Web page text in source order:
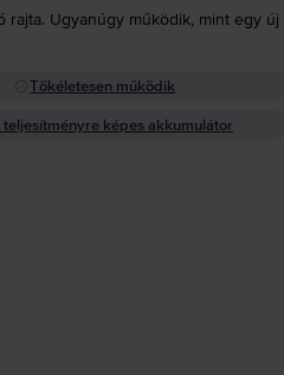
rajta. Ugyanúgy működik, mint egy új
Tökéletesen működik
teljesítményre képes akkumulátor